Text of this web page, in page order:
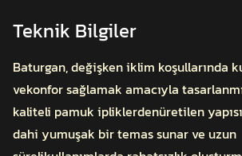
Teknik Bilgiler
Baturgan, değişken iklim koşullarında
vekonfor sağlamak amacıyla
kaliteli pamuk ipliklerdenüretilen
dahi yumuşak bir temas sunar ve uzun